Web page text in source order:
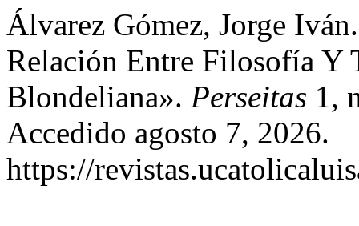
Álvarez Gómez, Jorge
Relación Entre Filosofía Y
Blondeliana». Perseitas 1,
Accedido agosto 7, 2026.
https://